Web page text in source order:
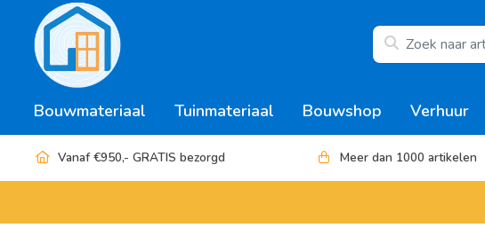
Bouwmateriaal Tuinmateriaal Bouwshop Verhuur
Vanaf €950,- GRATIS bezorgd Meer dan 1000 artikelen